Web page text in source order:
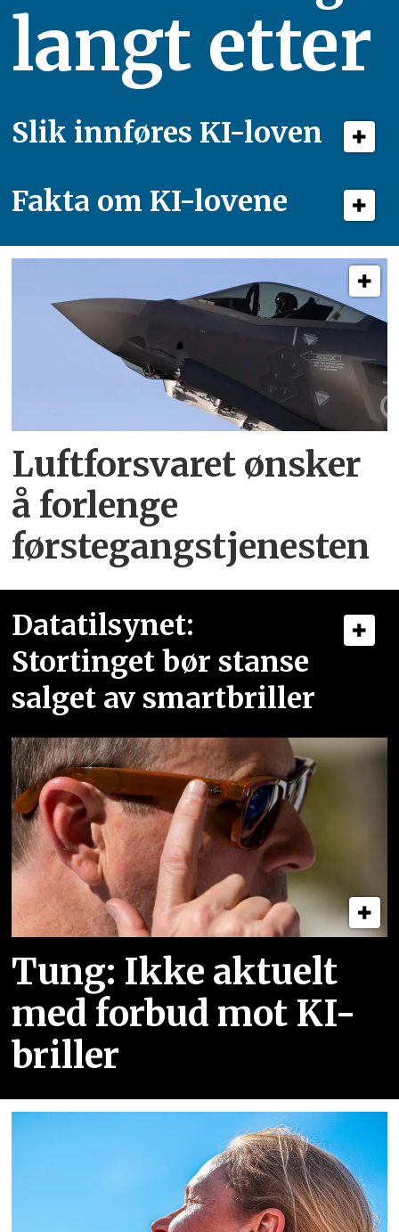
langt etter
Slik innføres KI-loven
Fakta om KI-lovene
Luftforsvaret ønsker
å forlenge
førstegangstjenesten
Datatilsynet:
Stortinget bør stanse
salget av smartbriller
Tung: Ikke aktuelt
med forbud mot KI-
briller